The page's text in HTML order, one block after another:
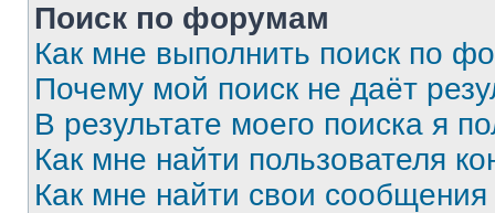
Поиск по форумам
Как мне выполнить поиск по
Почему мой поиск не даёт
В результате моего поиска я
Как мне найти пользователя
Как мне найти свои